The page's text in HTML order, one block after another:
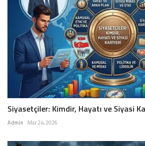
Siyasetçiler: Kimdir, Hayatı ve Siyasi
Admin Mar 24, 2026